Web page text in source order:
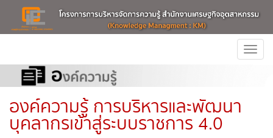
องค์ความรู้ การบริหารและพัฒนา
บุคลากรเข้าสู่ระบบราชการ 4.0